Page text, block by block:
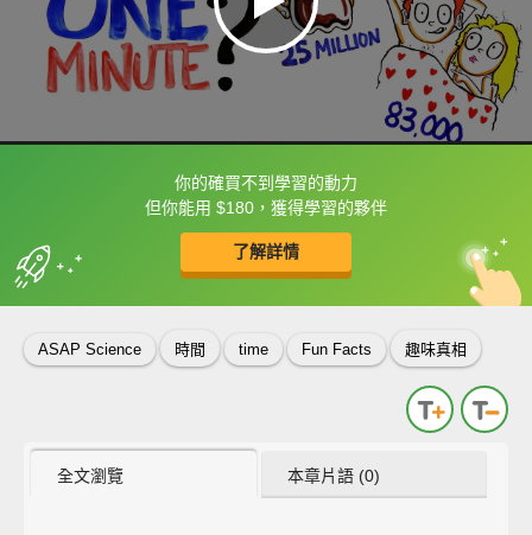
你的確買不到學習的動力
但你能用 $180，獲得學習的夥伴
了解詳情
框選或點兩下字幕可以直接查字典喔！
收錄佳句 中
英
ASAP Science 時間 time Fun Facts 趣味真相
全文瀏覽 本章片語 (0)